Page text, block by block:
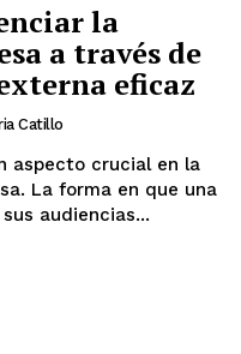
la
a través de
eficaz
Catillo
aspecto crucial en la
La forma en que una
audiencias...